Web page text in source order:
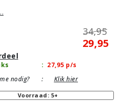
34,95
29,95
: 27,95 p/s
nodig?
: Klik hier
Voorraad: 5+